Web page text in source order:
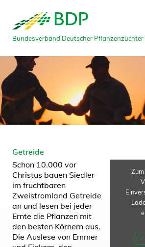
Bundesverband Deutscher Pflanzenzüchter
Getreide
Schon 10.000 vor
Christus bauen Siedler
im fruchtbaren
Zweistromland Getreide
an und lesen bei jeder
Ernte die Pflanzen mit
den besten Körnern aus.
Die Auslese von Emmer